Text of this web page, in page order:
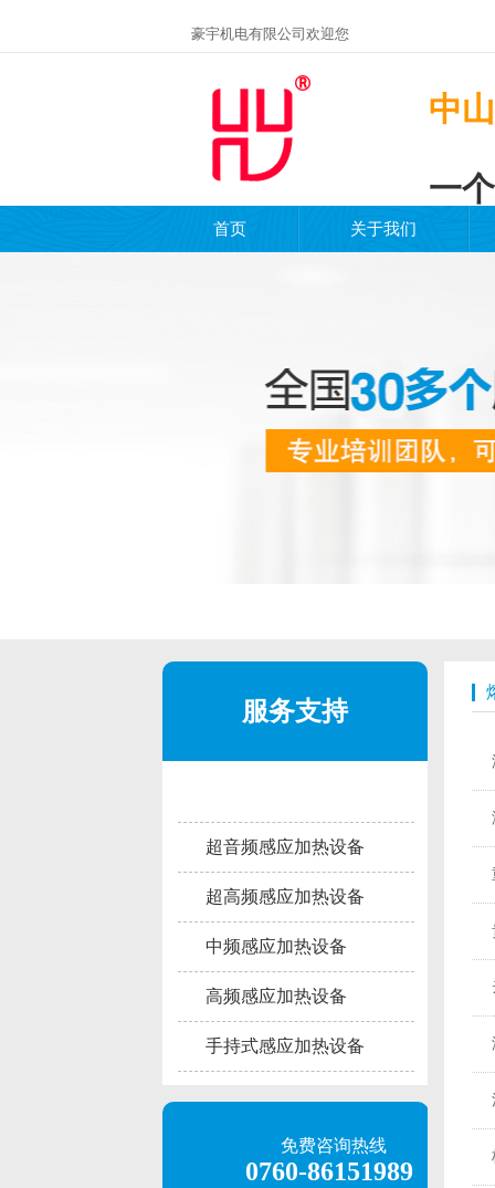
豪宇机电有限公司欢迎您
中
一
首页 关于我们
服务支持
超音频感应加热设备
超高频感应加热设备
中频感应加热设备
高频感应加热设备
手持式感应加热设备
免费咨询热线
0760-86151989